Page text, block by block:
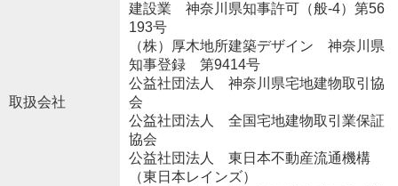
取扱会社
建設業 神奈川県知事許可（般-4）第56
193号
（株）厚木地所建築デザイン 神奈川県
知事登録 第9414号
公益社団法人 神奈川県宅地建物取引協
会
公益社団法人 全国宅地建物取引業保証
協会
公益社団法人 東日本不動産流通機構
（東日本レインズ）